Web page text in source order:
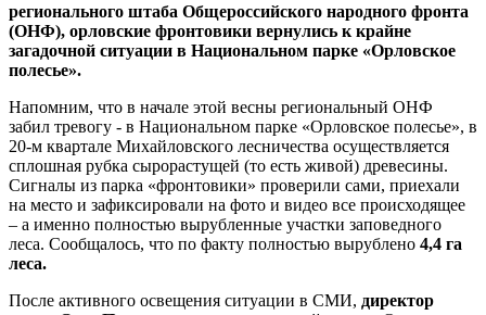
регионального штаба Общероссийского народного фронта
(ОНФ), орловские фронтовики вернулись к крайне
загадочной ситуации в Национальном парке «Орловское
полесье».
Напомним, что в начале этой весны региональный ОНФ
забил тревогу - в Национальном парке «Орловское полесье», в
20-м квартале Михайловского лесничества осуществляется
сплошная рубка сырорастущей (то есть живой) древесины.
Сигналы из парка «фронтовики» проверили сами, приехали
на место и зафиксировали на фото и видео все происходящее
– а именно полностью вырубленные участки заповедного
леса. Сообщалось, что по факту полностью вырублено 4,4 га
леса.
После активного освещения ситуации в СМИ, директор